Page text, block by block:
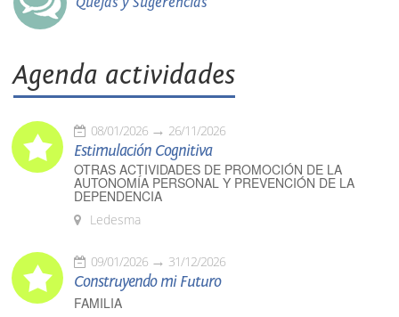
Agenda actividades
08/01/2026 26/11/2026
Estimulación Cognitiva
OTRAS ACTIVIDADES DE PROMOCIÓN DE LA
AUTONOMÍA PERSONAL Y PREVENCIÓN DE LA
DEPENDENCIA
Ledesma
09/01/2026 31/12/2026
Construyendo mi Futuro
FAMILIA